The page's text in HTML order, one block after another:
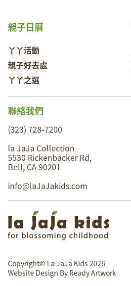
親子日曆
丫丫活動
親子好去處
丫丫之選
聯絡我們
(323) 728-7200
la JaJa Collection
5530 Rickenbacker Rd,
Bell, CA 90201
info@laJaJakids.com
Copyright© La JaJa Kids 2026
Website Design By Ready Artwork